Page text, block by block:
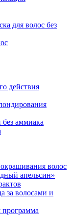
для волос без
действия
аммиака
волос
апельсин»
за волосами и